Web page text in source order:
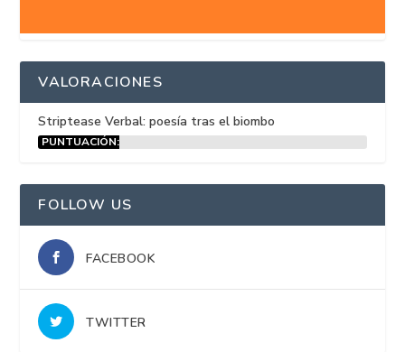
VALORACIONES
Striptease Verbal: poesía tras el biombo
PUNTUACIÓN:
FOLLOW US
FACEBOOK
TWITTER